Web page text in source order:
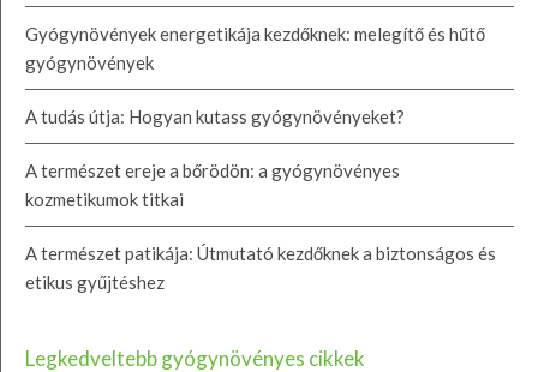
Gyógynövények energetikája kezdőknek: melegítő és hűtő
gyógynövények
A tudás útja: Hogyan kutass gyógynövényeket?
A természet ereje a bőrödön: a gyógynövényes
kozmetikumok titkai
A természet patikája: Útmutató kezdőknek a biztonságos és
etikus gyűjtéshez
Legkedveltebb gyógynövényes cikkek